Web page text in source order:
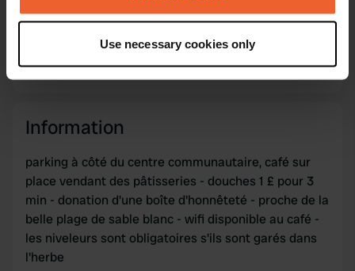
Collect information about your geographical location
which can be accurate to within several meters
Find out more about how your personal data is processed
We use cookies to personalise content and ads, to
provide social media features and to analyse our traffic.
We also share information about your use of our site with
our social media, advertising and analytics partners who
may combine it with other information that you’ve
Use necessary cookies only
Afficher sur la carte
Visitez le site Web Copie
Information
parking à côté du centre communautaire, café sur
place vendant des pâtisseries - douches 1 £ pour 3
min - donation d'une boîte d'honnêteté - proche de la
belle plage de sable blanc - wifi disponible au café -
les niveleurs sont obligatoires s'ils sont garés dans
l'herbe